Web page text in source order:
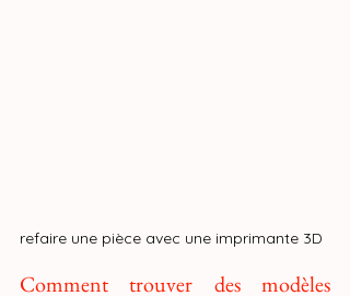
refaire une pièce avec une imprimante 3D
Comment trouver des modèles